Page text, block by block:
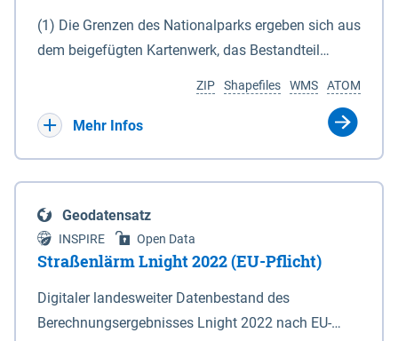
(1) Die Grenzen des Nationalparks ergeben sich aus
dem beigefügten Kartenwerk, das Bestandteil
(DTK) im Maßstab 1 : 100 000 (Anlage 2), 2.
verkleinerte Amtliche Karte 1 : 5 000 (AK5) im
projizierte Koordinaten im Europäischen
Terrestrischen Referenzsystem 1989 (ETRS 89) mit
der Universalen Transversalen Mercator-Abbildung
bezogen auf die Zone 32 N (UTM 32N) dargestellt
(Anlage 4); Gleiches gilt für die geografischen
ATOM
WMS
Shapefiles
ZIP
Mehr Infos
Geodatensatz
INSPIRE Open Data
Straßenlärm Lnight 2022 (EU-Pflicht)
Digitaler landesweiter Datenbestand des
Berechnungsergebnisses Lnight 2022 nach EU-